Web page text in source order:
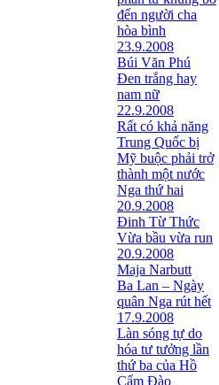
đến người cha
hòa bình
23.9.2008
Búi Văn Phú
Đen trắng hay
nam nữ
22.9.2008
Rất có khả năng
Trung Quốc bị
Mỹ buộc phải trở
thành một nước
Nga thứ hai
20.9.2008
Đinh Từ Thức
Vừa bầu vừa run
20.9.2008
Maja Narbutt
Ba Lan – Ngày
quân Nga rút hết
17.9.2008
Làn sóng tự do
hóa tư tưởng lần
thứ ba của Hồ
Cẩm Đào